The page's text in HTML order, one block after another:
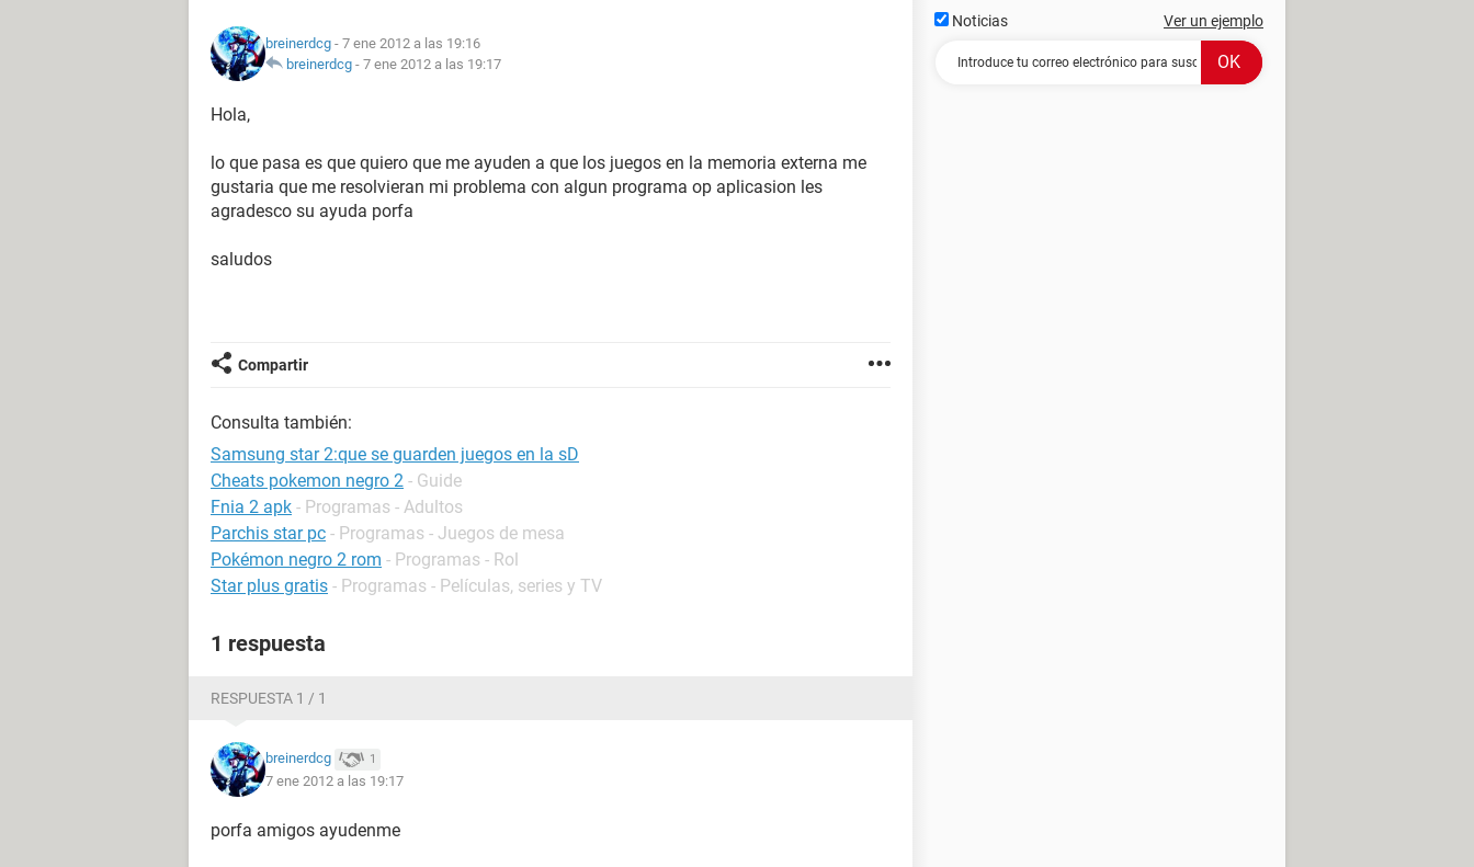
breinerdcg - 7 ene 2012 a las 19:16
breinerdcg - 7 ene 2012 a las 19:17
Hola,
lo que pasa es que quiero que me ayuden a que los juegos en la memoria externa me
gustaria que me resolvieran mi problema con algun programa op aplicasion les
agradesco su ayuda porfa
saludos
Compartir
Consulta también:
Samsung star 2:que se guarden juegos en la sD
Cheats pokemon negro 2 - Guide
Fnia 2 apk - Programas - Adultos
Parchis star pc - Programas - Juegos de mesa
Pokémon negro 2 rom - Programas - Rol
Star plus gratis - Programas - Películas, series y TV
1 respuesta
RESPUESTA 1 / 1
breinerdcg 1
7 ene 2012 a las 19:17
porfa amigos ayudenme
Noticias Ver un ejemplo